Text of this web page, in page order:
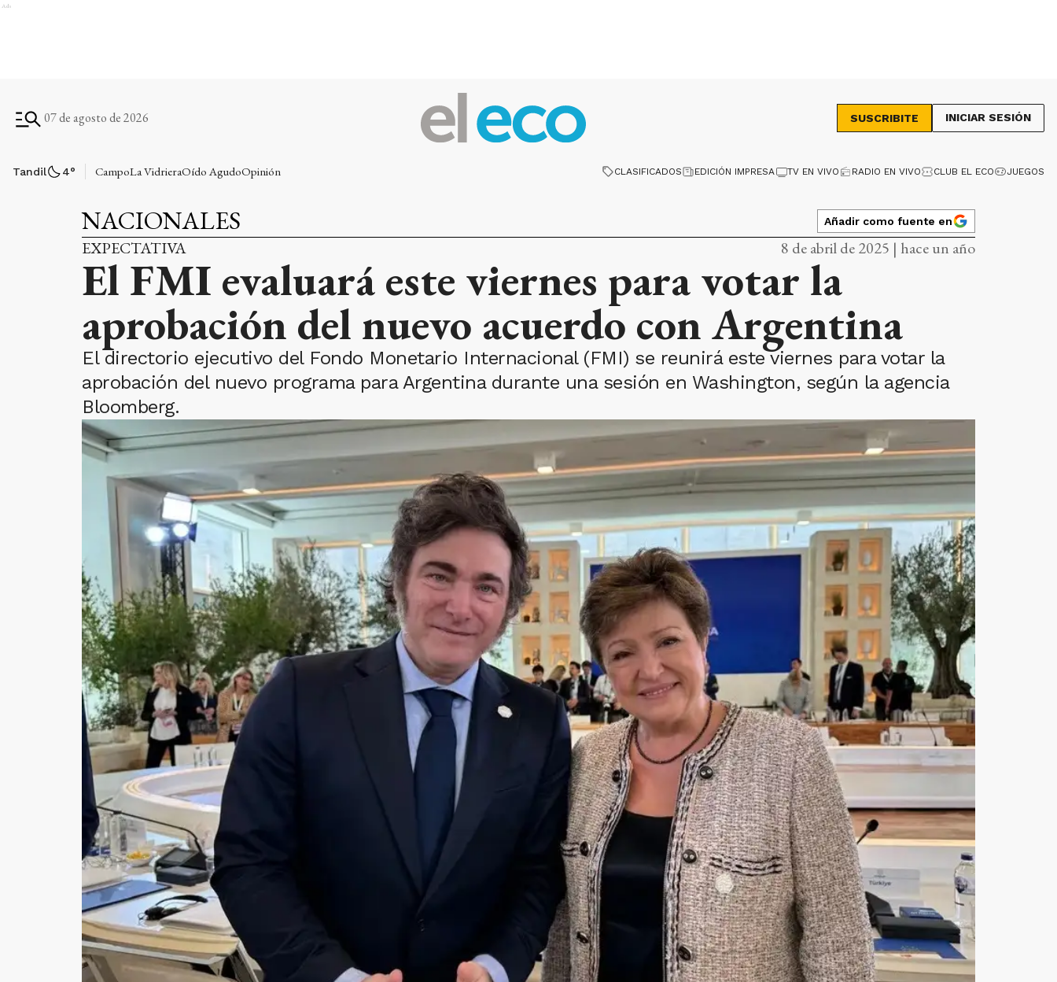
Ads
07 de agosto de 2026 SUSCRIBITE INICIAR SESIÓN
Tandil 4° CampoLa VidrieraOído AgudoOpinión CLASIFICADOS EDICIÓN IMPRESA TV EN VIVO RADIO EN VIVO CLUB EL ECO JUEGOS
NACIONALES Añadir como fuente en
EXPECTATIVA 8 de abril de 2025 | hace un año
El FMI evaluará este viernes para votar la
aprobación del nuevo acuerdo con Argentina
El directorio ejecutivo del Fondo Monetario Internacional (FMI) se reunirá este viernes para votar la
aprobación del nuevo programa para Argentina durante una sesión en Washington, según la agencia
Bloomberg.